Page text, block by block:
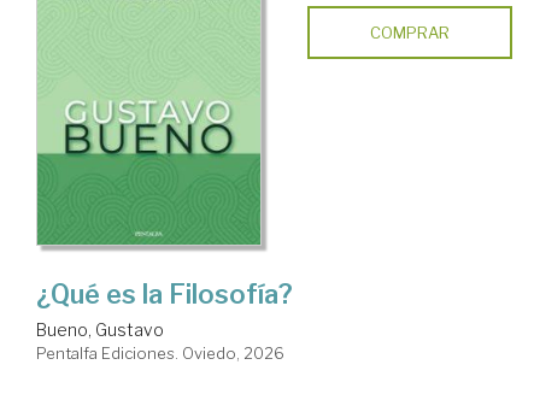
COMPRAR
¿Qué es la Filosofía?
Bueno, Gustavo
Pentalfa Ediciones. Oviedo, 2026